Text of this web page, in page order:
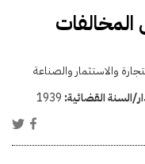
المخالفات
والاستثمار والصناعة
السنة القضائية: 1939